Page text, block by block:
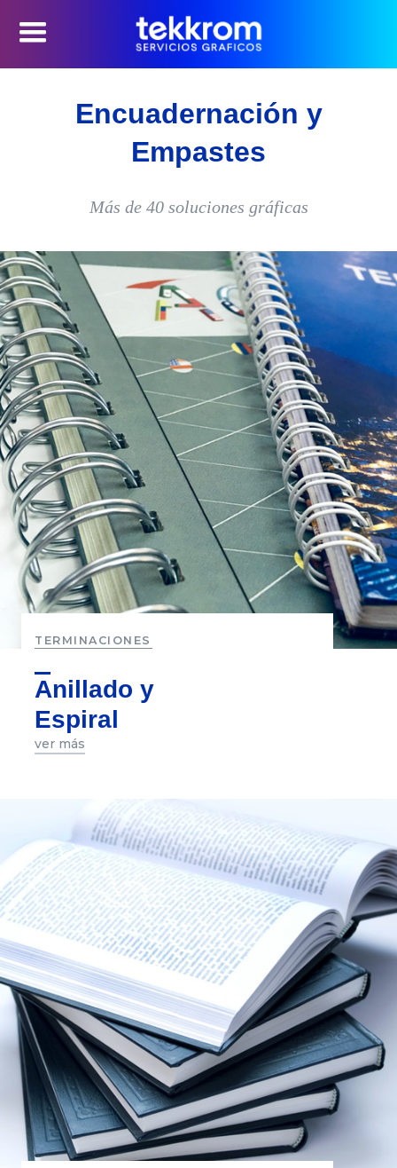
Encuadernación y
Empastes
Más de 40 soluciones gráficas
TERMINACIONES
Anillado y
Espiral
ver más